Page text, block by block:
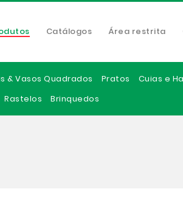
Catálogos Área restrita
& Vasos Quadrados Pratos Cuias e
Rastelos Brinquedos